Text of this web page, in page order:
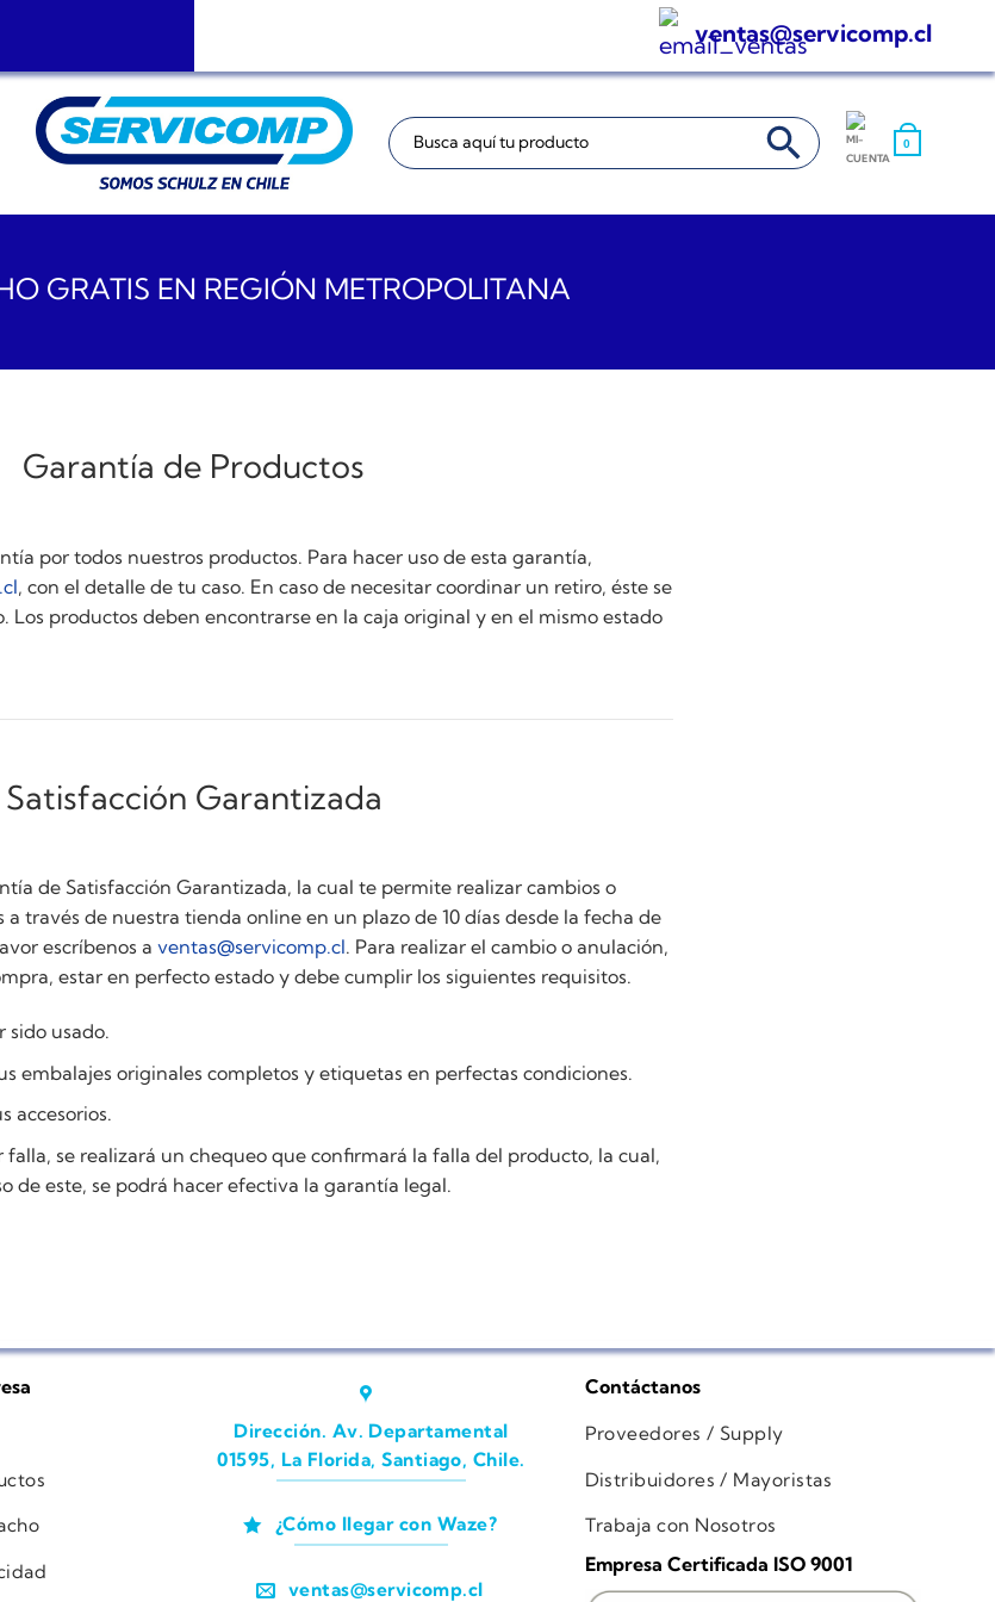
ventas@servicomp.cl
Buscar: BOTÓN DE BÚSQUEDA
0
GRATIS EN REGIÓN METROPOLITANA
Garantía de Productos
por todos nuestros productos. Para hacer uso de esta garantía,
, con el detalle de tu caso. En caso de necesitar coordinar un retiro, éste se
Los productos deben encontrarse en la caja original y en el mismo estado
Satisfacción Garantizada
de Satisfacción Garantizada, la cual te permite realizar cambios o
través de nuestra tienda online en un plazo de 10 días desde la fecha de
escríbenos aventas@servicomp.cl. Para realizar el cambio o anulación,
estar en perfecto estado y debe cumplir los siguientes requisitos.
sido usado.
embalajes originales completos y etiquetas en perfectas condiciones.
accesorios.
se realizará un chequeo que confirmará la falla del producto, la cual,
de este, se podrá hacer efectiva la garantía legal.
Dirección. Av. Departamental
01595, La Florida, Santiago, Chile.
¿Cómo llegar con Waze?
ventas@servicomp.cl
Contáctanos
Proveedores / Supply
Distribuidores / Mayoristas
Trabaja con Nosotros
Empresa Certificada ISO 9001